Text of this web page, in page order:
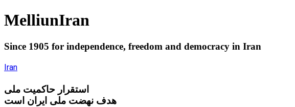
MelliunIran
Since 1905 for independence, freedom and democracy in Iran
Iran
استقرار حاکميت ملی
هدف نهضت ملی ایران است